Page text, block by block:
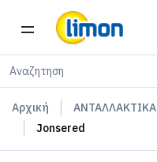
Αρχική ΑΝΤΑΛΛΑΚΤΙΚΑ
Jonsered